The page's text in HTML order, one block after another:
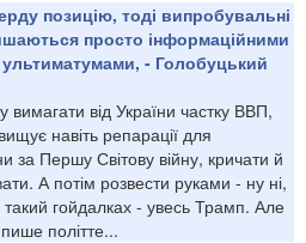
позицію, тоді випробувальні
просто інформаційними
- Голобуцький
вимагати від України частку ВВП,
навіть репарації для
за Першу Світову війну, кричати й
А потім розвести руками - ну ні,
такий гойдалках - увесь Трамп. Але
політте...